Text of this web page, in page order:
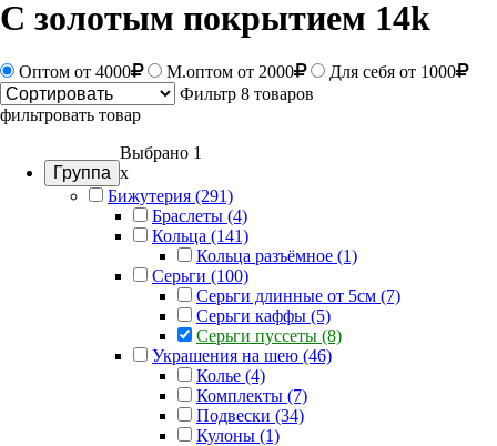
С золотым покрытием 14k
Оптом от 4000 М.оптом от 2000
Для себя от 1000
Фильтр 8 товаров
фильтровать товар
Группа
Выбрано 1
x
Бижутерия (291)
Браслеты (4)
Кольца (141)
Кольца разъёмное (1)
Серьги (100)
Серьги длинные от 5см (7)
Серьги каффы (5)
Серьги пуссеты (8)
Украшения на шею (46)
Колье (4)
Комплекты (7)
Подвески (34)
Кулоны (1)